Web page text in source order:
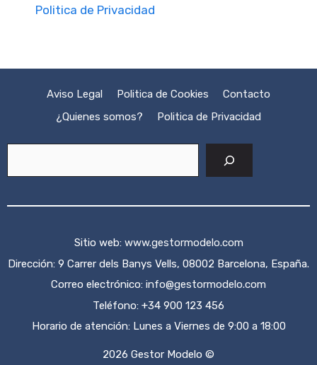
Politica de Privacidad
Aviso Legal Politica de Cookies
Contacto
¿Quienes somos?
Politica de Privacidad
Sitio web: www.gestormodelo.com
Dirección: 9 Carrer dels Banys Vells, 08002 Barcelona, España.
Correo electrónico: info@gestormodelo.com
Teléfono: +34 900 123 456
Horario de atención: Lunes a Viernes de 9:00 a 18:00
2026 Gestor Modelo ©